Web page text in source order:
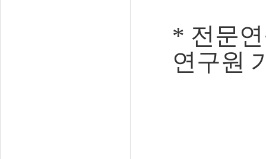
* 전문
연구원